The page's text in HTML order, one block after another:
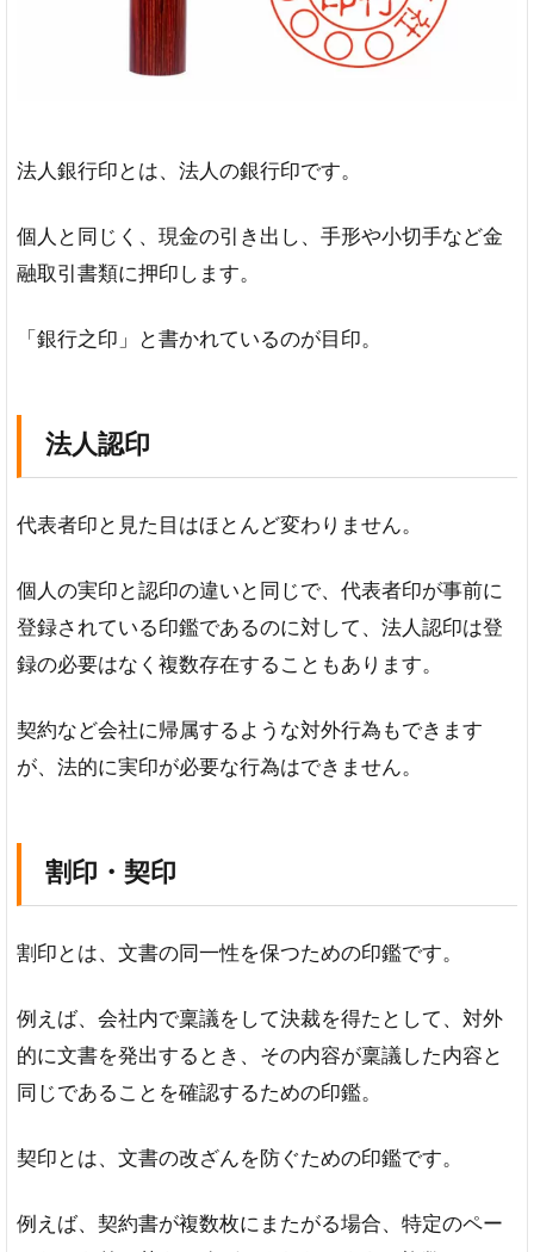
法人銀行印とは、法人の銀行印です。
個人と同じく、現金の引き出し、手形や小切手など金
融取引書類に押印します。
「銀行之印」と書かれているのが目印。
法人認印
代表者印と見た目はほとんど変わりません。
個人の実印と認印の違いと同じで、代表者印が事前に
登録されている印鑑であるのに対して、法人認印は登
録の必要はなく複数存在することもあります。
契約など会社に帰属するような対外行為もできます
が、法的に実印が必要な行為はできません。
割印・契印
割印とは、文書の同一性を保つための印鑑です。
例えば、会社内で稟議をして決裁を得たとして、対外
的に文書を発出するとき、その内容が稟議した内容と
同じであることを確認するための印鑑。
契印とは、文書の改ざんを防ぐための印鑑です。
例えば、契約書が複数枚にまたがる場合、特定のペー